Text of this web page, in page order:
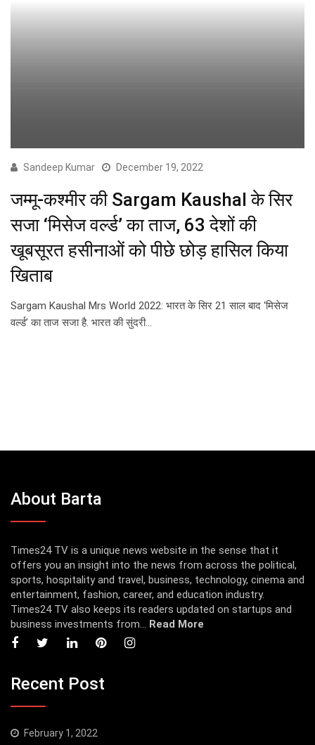
Sandeep Kumar December 19, 2022
जम्मू-कश्मीर की Sargam Kaushal के सिर
सजा ‘मिसेज वर्ल्ड’ का ताज, 63 देशों की
खूबसूरत हसीनाओं को पीछे छोड़ हासिल किया
खिताब
Sargam Kaushal Mrs World 2022: भारत के सिर 21 साल बाद ‘मिसेज
वर्ल्ड’ का ताज सजा है. भारत की सुंदरी…
About Barta
Times24 TV is a unique news website in the sense that it
offers you an insight into the news from across the political,
sports, hospitality and travel, business, technology, cinema and
entertainment, fashion, career, and education industry.
Times24 TV also keeps its readers updated on startups and
business investments from... Read More
Recent Post
February 1, 2022